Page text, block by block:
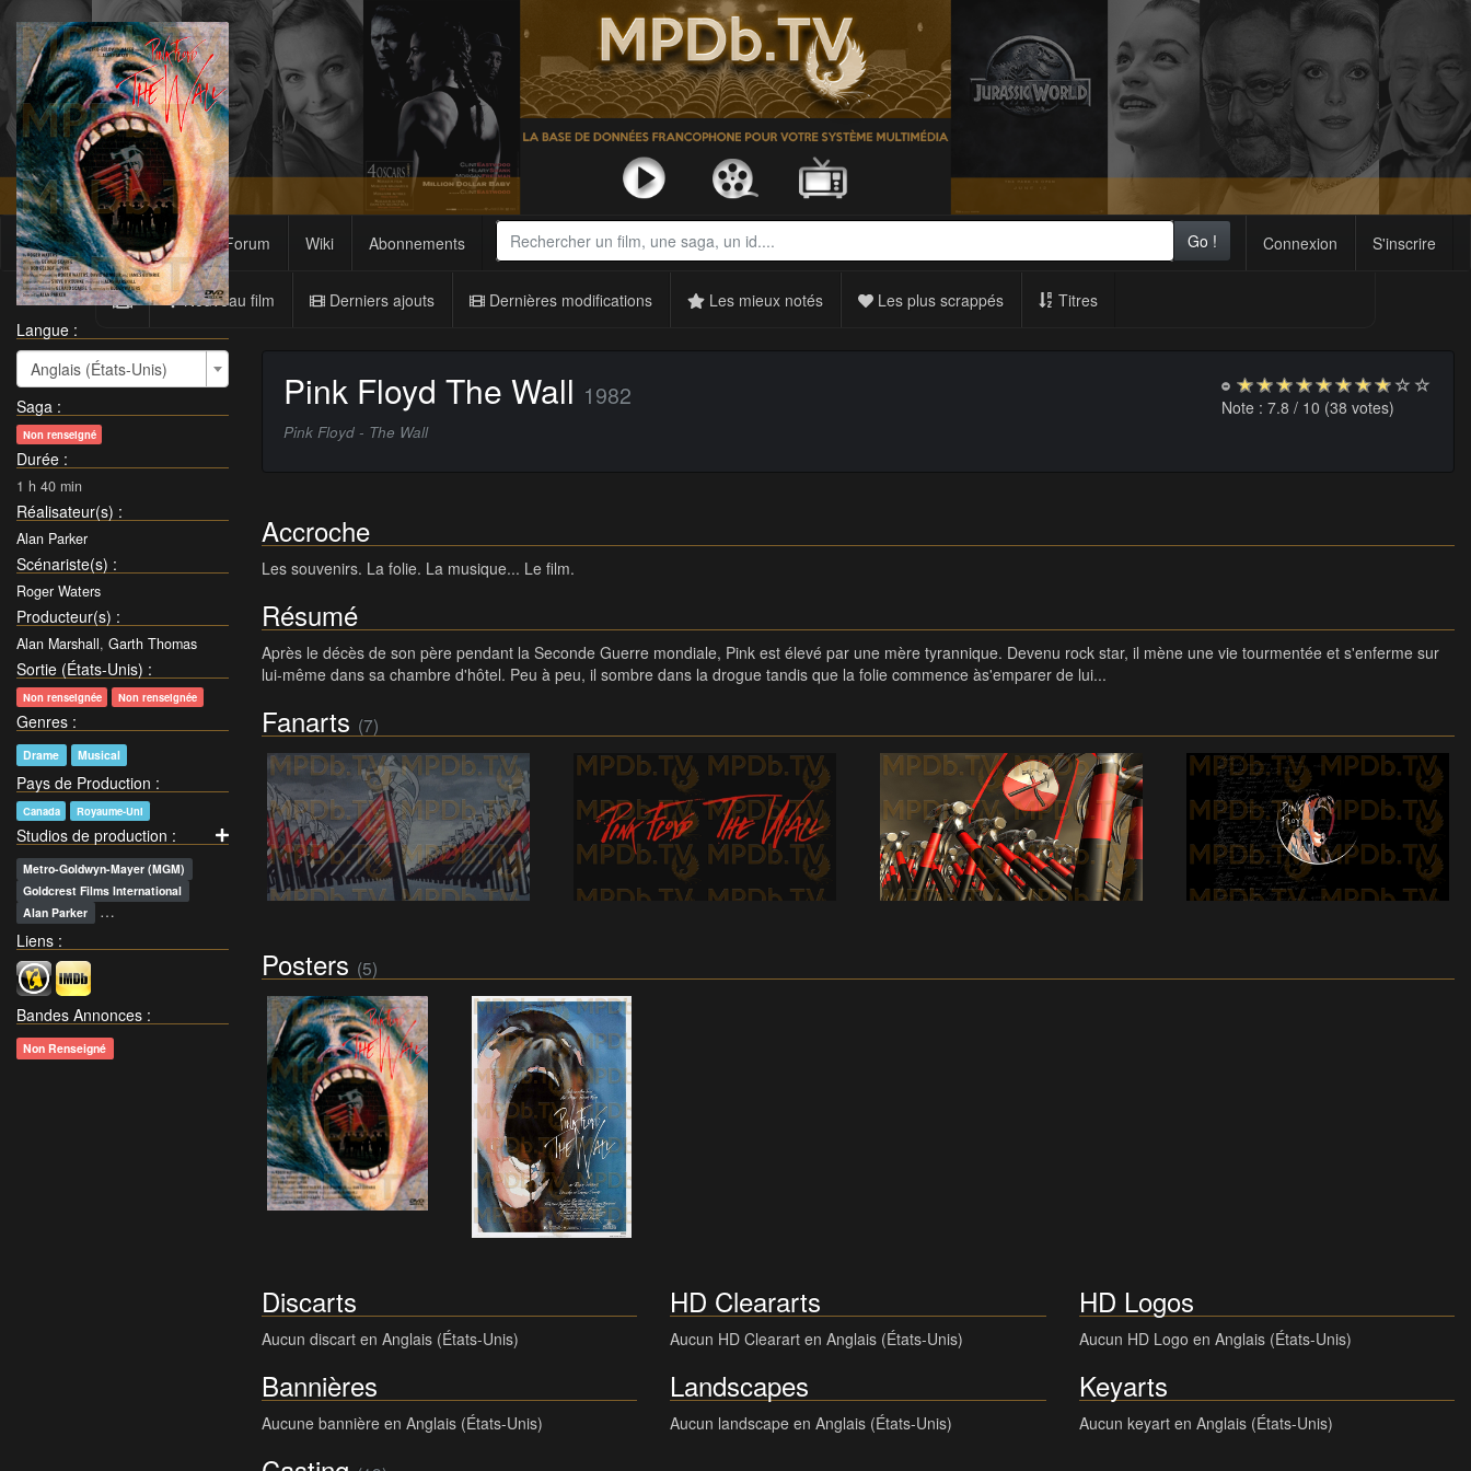
Films Sagas Forum Wiki Abonnements Connexion S'inscrire
Go !
Nouveau film Derniers ajouts Dernières modifications Les mieux notés Les plus scrappés
Titres
Langue :
Anglais (États-Unis)
Saga :
Non renseigné
Durée :
1 h 40 min
Réalisateur(s) :
Alan Parker
Scénariste(s) :
Roger Waters
Producteur(s) :
Alan Marshall, Garth Thomas
Sortie (États-Unis) :
Non renseignée Non renseignée
Genres :
Drame Musical
Pays de Production :
Canada Royaume-Uni
Studios de production :
Metro-Goldwyn-Mayer (MGM)
Goldcrest Films International
Alan Parker
…
Liens :
Bandes Annonces :
Non Renseigné
Note : 7.8 / 10 (38 votes)
Pink Floyd The Wall 1982
Pink Floyd - The Wall
Accroche
Les souvenirs. La folie. La musique... Le film.
Résumé
Après le décès de son père pendant la Seconde Guerre mondiale, Pink est élevé par une mère tyrannique. Devenu rock star, il mène une vie tourmentée et s'enferme sur
lui-même dans sa chambre d'hôtel. Peu à peu, il sombre dans la drogue tandis que la folie commence às'emparer de lui...
Fanarts (7)
Posters (5)
Discarts
Aucun discart en Anglais (États-Unis)
HD Cleararts
Aucun HD Clearart en Anglais (États-Unis)
HD Logos
Aucun HD Logo en Anglais (États-Unis)
Bannières
Aucune bannière en Anglais (États-Unis)
Landscapes
Aucun landscape en Anglais (États-Unis)
Keyarts
Aucun keyart en Anglais (États-Unis)